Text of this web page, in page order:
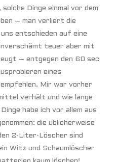
Dinge einmal vor dem
– man verliert die
entschieden auf eine
teuer aber mit
– entgegen den 60 sec
eines
Mir war vorher
verhält und wie lange
habe ich vor allem aus
die üblicherweise
2-Liter-Löscher sind
Witz und Schaumlöscher